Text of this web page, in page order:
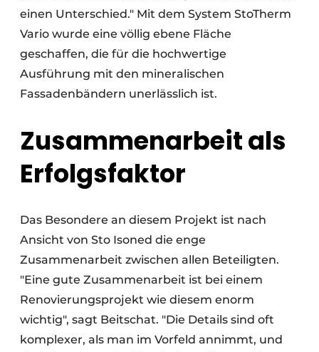
einen Unterschied." Mit dem System StoTherm
Vario wurde eine völlig ebene Fläche
geschaffen, die für die hochwertige
Ausführung mit den mineralischen
Fassadenbändern unerlässlich ist.
Zusammenarbeit als
Erfolgsfaktor
Das Besondere an diesem Projekt ist nach
Ansicht von Sto Isoned die enge
Zusammenarbeit zwischen allen Beteiligten.
"Eine gute Zusammenarbeit ist bei einem
Renovierungsprojekt wie diesem enorm
wichtig", sagt Beitschat. "Die Details sind oft
komplexer, als man im Vorfeld annimmt, und